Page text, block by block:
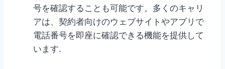
号を確認することも可能です。多くのキャリ
アは、契約者向けのウェブサイトやアプリで
電話番号を即座に確認できる機能を提供して
います.